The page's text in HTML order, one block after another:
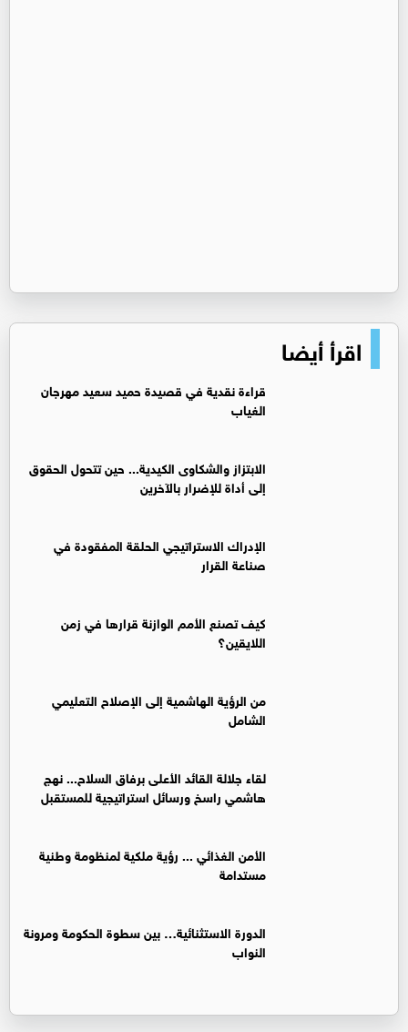
اقرأ أيضا
قراءة نقدية في قصيدة حميد سعيد مهرجان
الغياب
الابتزاز والشكاوى الكيدية... حين تتحول الحقوق
إلى أداة للإضرار بالآخرين
الإدراك الاستراتيجي الحلقة المفقودة في
صناعة القرار
كيف تصنع الأمم الوازنة قرارها في زمن
اللايقين؟
من الرؤية الهاشمية إلى الإصلاح التعليمي
الشامل
لقاء جلالة القائد الأعلى برفاق السلاح... نهج
هاشمي راسخ ورسائل استراتيجية للمستقبل
الأمن الغذائي ... رؤية ملكية لمنظومة وطنية
مستدامة
الدورة الاستثنائية… بين سطوة الحكومة ومرونة
النواب